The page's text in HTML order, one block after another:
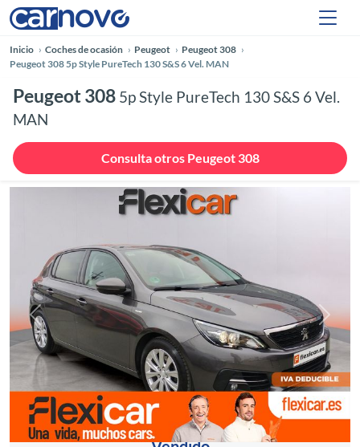
Inicio Coches de ocasión Peugeot
Peugeot 308
Peugeot 308 5p Style PureTech 130 S&S 6 Vel. MAN
Peugeot 308 5p Style PureTech 130 S&S 6 Vel.
MAN
Consulta otros Peugeot 308
Anterior